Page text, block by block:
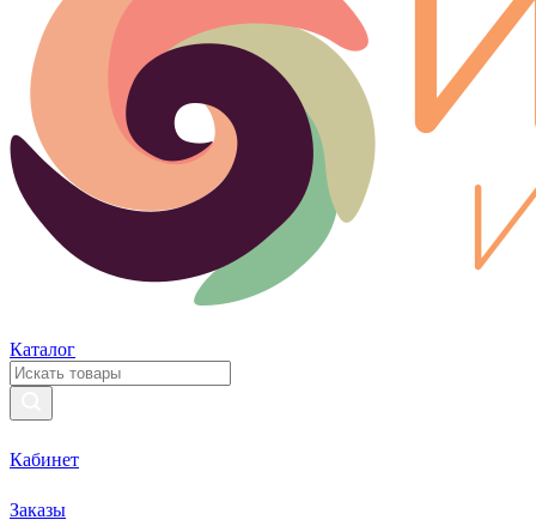
Каталог
Кабинет
Заказы